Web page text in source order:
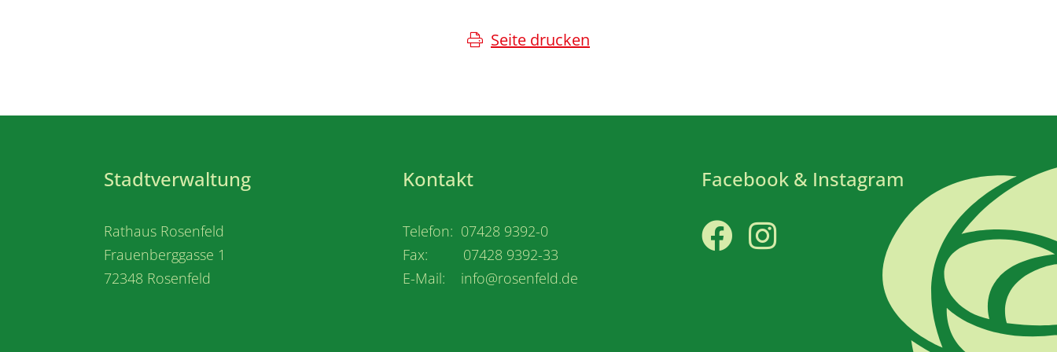
Seite drucken
Stadtverwaltung
Rathaus Rosenfeld
Frauenberggasse 1
72348 Rosenfeld
Kontakt
Telefon: 07428 9392-0
Fax: 07428 9392-33
E-Mail: info@rosenfeld.de
Facebook & Instagram